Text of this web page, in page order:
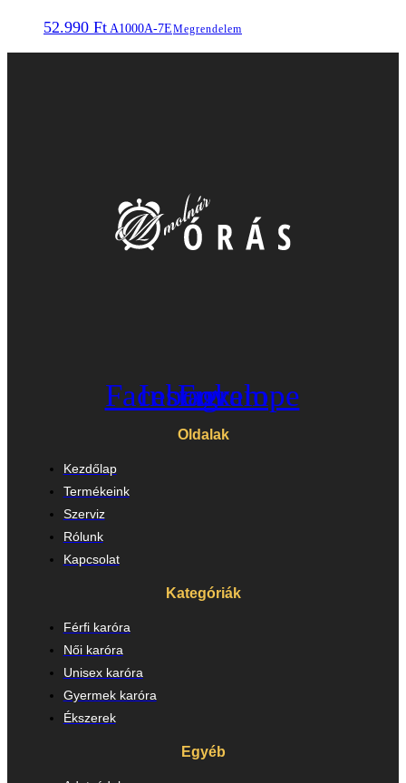
52.990 Ft A1000A-7EMegrendelem
Facebook
Instagram
Envelope
Oldalak
Kezdőlap
Termékeink
Szerviz
Rólunk
Kapcsolat
Kategóriák
Férfi karóra
Női karóra
Unisex karóra
Gyermek karóra
Ékszerek
Egyéb